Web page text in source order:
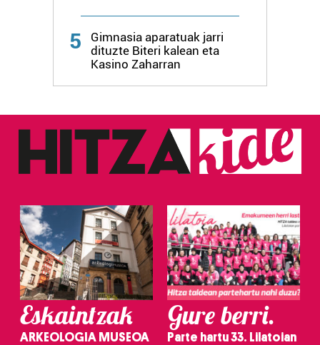
5
Gimnasia aparatuak jarri
dituzte Biteri kalean eta
Kasino Zaharran
Eskaintzak
ARKEOLOGIA MUSEOA
Gure berri.
Parte hartu 33. Lilatoian